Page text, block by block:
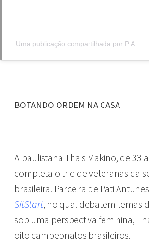
BOTANDO ORDEM NA CASA
A paulistana Thais Makino, de 33
completa o trio de veteranas da
brasileira. Parceira de Pati
SitStart, no qual debatem temas
sob uma perspectiva feminina,
oito campeonatos brasileiros.